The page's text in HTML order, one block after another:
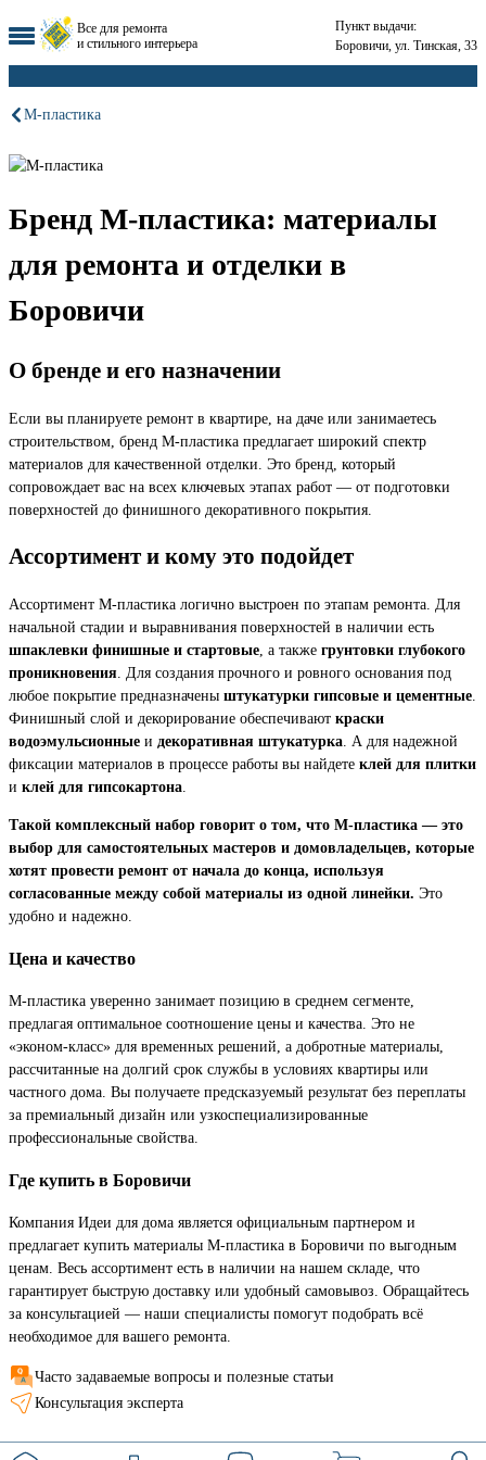
Все для ремонта
и стильного интерьера
Пункт выдачи:
Боровичи, ул. Тинская, 33
М-пластика
Бренд М-пластика: материалы
для ремонта и отделки в
Боровичи
О бренде и его назначении
Если вы планируете ремонт в квартире, на даче или занимаетесь
строительством, бренд М-пластика предлагает широкий спектр
материалов для качественной отделки. Это бренд, который
сопровождает вас на всех ключевых этапах работ — от подготовки
поверхностей до финишного декоративного покрытия.
Ассортимент и кому это подойдет
Ассортимент М-пластика логично выстроен по этапам ремонта. Для
начальной стадии и выравнивания поверхностей в наличии есть
шпаклевки финишные и стартовые , а также грунтовки глубокого
проникновения . Для создания прочного и ровного основания под
любое покрытие предназначены штукатурки гипсовые и цементные
Финишный слой и декорирование обеспечивают краски
водоэмульсионные и декоративная штукатурка . А для надежной
фиксации материалов в процессе работы вы найдете клей для плитки
и клей для гипсокартона
Такой комплексный набор говорит о том, что М-пластика — это
выбор для самостоятельных мастеров и домовладельцев, которые
хотят провести ремонт от начала до конца, используя
согласованные между собой материалы из одной линейки. Это
удобно и надежно.
Цена и качество
М-пластика уверенно занимает позицию в среднем сегменте,
предлагая оптимальное соотношение цены и качества. Это не
«эконом-класс» для временных решений, а добротные материалы,
рассчитанные на долгий срок службы в условиях квартиры или
частного дома. Вы получаете предсказуемый результат без переплаты
за премиальный дизайн или узкоспециализированные
профессиональные свойства.
Где купить в Боровичи
Компания Идеи для дома является официальным партнером и
предлагает купить материалы М-пластика в Боровичи по выгодным
ценам. Весь ассортимент есть в наличии на нашем складе, что
гарантирует быструю доставку или удобный самовывоз. Обращайтесь
за консультацией — наши специалисты помогут подобрать всё
необходимое для вашего ремонта.
Часто задаваемые вопросы и полезные статьи
Консультация эксперта